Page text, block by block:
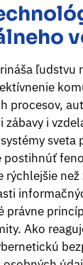
ľudstvu
procesov,
i
sveta
postihnúť
rýchlejšie než
právne
Ako